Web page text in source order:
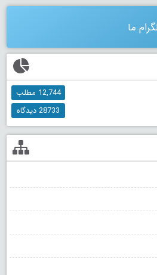
ما
12,744 مطلب
28733 دیدگاه